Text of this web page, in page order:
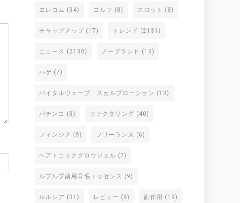
エレコム (34) ゴルフ (8) スロット (8)
チャップアップ (17) トレンド (2131)
ニュース (2130) ノーブランド (13)
ハゲ (7)
バイタルウェーブ スカルプローション (13)
パチンコ (8) ファクタリング (40)
フィンジア (9) フリーランス (6)
ヘアトニックグロウジェル (7)
ルプルプ薬用育毛エッセンス (9)
ルルシア (31) レビュー (9) 副作用 (19)